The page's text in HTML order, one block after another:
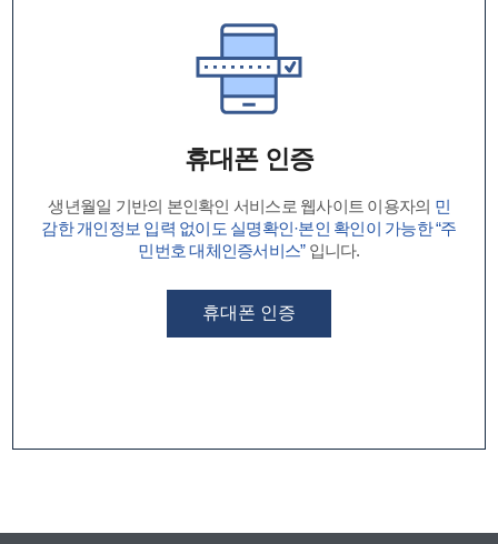
휴대폰 인증
생년월일 기반의 본인확인 서비스로 웹사이트 이용자의 민
감한 개인정보 입력 없이도 실명확인·본인 확인이 가능한 “주
민번호 대체인증서비스”입니다.
휴대폰 인증